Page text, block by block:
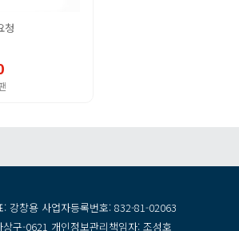
청
:강창용사업자등록번호:832-81-02063
구-0621개인정보관리책임자:조성호